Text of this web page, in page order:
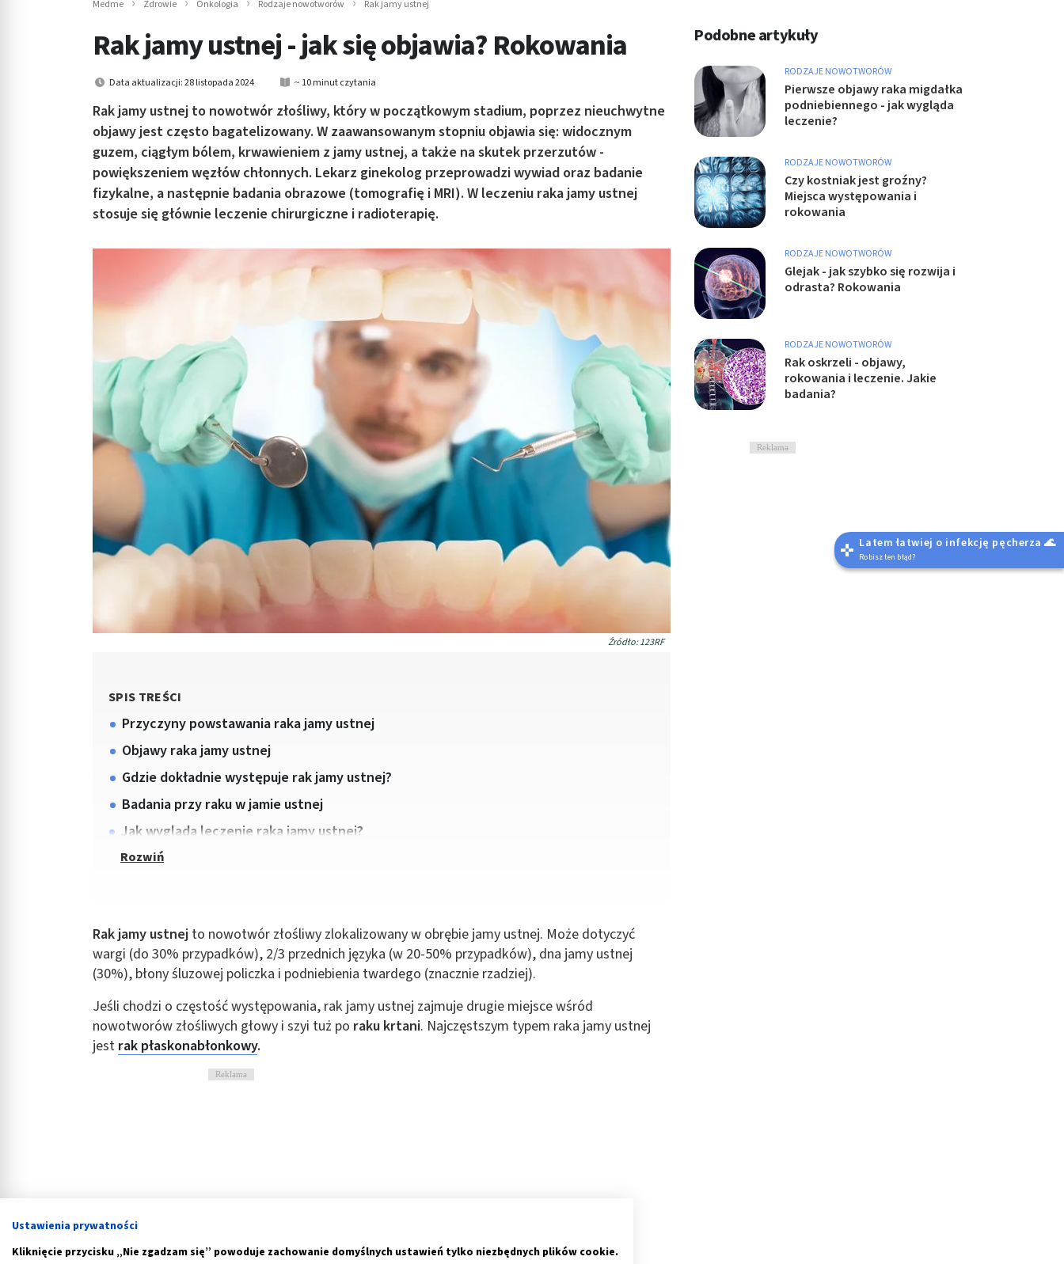
Medme Zdrowie Onkologia Rodzaje nowotworów Rak jamy ustnej
Rak jamy ustnej - jak się objawia? Rokowania
Data aktualizacji: 28 listopada 2024 ~ 10 minut czytania
Rak jamy ustnej to nowotwór złośliwy, który w początkowym stadium, poprzez nieuchwytne
objawy jest często bagatelizowany. W zaawansowanym stopniu objawia się: widocznym
guzem, ciągłym bólem, krwawieniem z jamy ustnej, a także na skutek przerzutów -
powiększeniem węzłów chłonnych. Lekarz ginekolog przeprowadzi wywiad oraz badanie
fizykalne, a następnie badania obrazowe (tomografię i MRI). W leczeniu raka jamy ustnej
stosuje się głównie leczenie chirurgiczne i radioterapię.
Źródło: 123RF
SPIS TREŚCI
Przyczyny powstawania raka jamy ustnej
Objawy raka jamy ustnej
Gdzie dokładnie występuje rak jamy ustnej?
Badania przy raku w jamie ustnej
Jak wygląda leczenie raka jamy ustnej?
Rak jamy ustnej to nowotwór złośliwy zlokalizowany w obrębie jamy ustnej. Może dotyczyć
wargi (do 30% przypadków), 2/3 przednich języka (w 20-50% przypadków), dna jamy ustnej
(30%), błony śluzowej policzka i podniebienia twardego (znacznie rzadziej).
Jeśli chodzi o częstość występowania, rak jamy ustnej zajmuje drugie miejsce wśród
nowotworów złośliwych głowy i szyi tuż po raku krtani. Najczęstszym typem raka jamy ustnej
jest rak płaskonabłonkowy.
Reklama
Podobne artykuły
RODZAJE NOWOTWORÓW
Pierwsze objawy raka migdałka
podniebiennego - jak wygląda
leczenie?
RODZAJE NOWOTWORÓW
Czy kostniak jest groźny?
Miejsca występowania i
rokowania
RODZAJE NOWOTWORÓW
Glejak - jak szybko się rozwija i
odrasta? Rokowania
RODZAJE NOWOTWORÓW
Rak oskrzeli - objawy,
rokowania i leczenie. Jakie
badania?
Reklama
Latem łatwiej o infekcję pęcherza 🌊
Robisz ten błąd?
Ustawienia prywatności
Kliknięcie przycisku „Nie zgadzam się” powoduje zachowanie domyślnych ustawień tylko niezbędnych plików cookie.